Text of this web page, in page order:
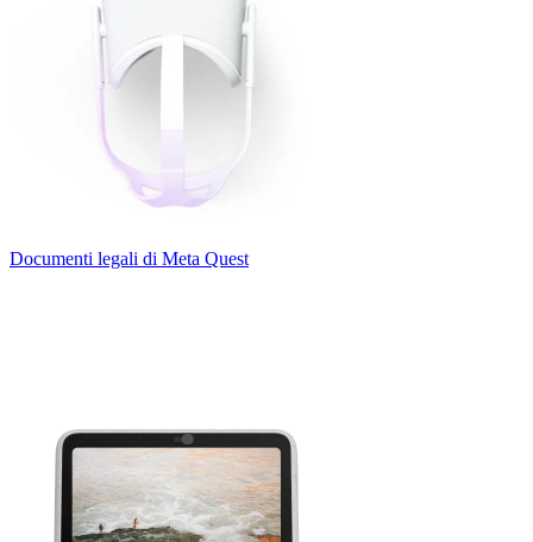
Documenti legali di Meta Quest